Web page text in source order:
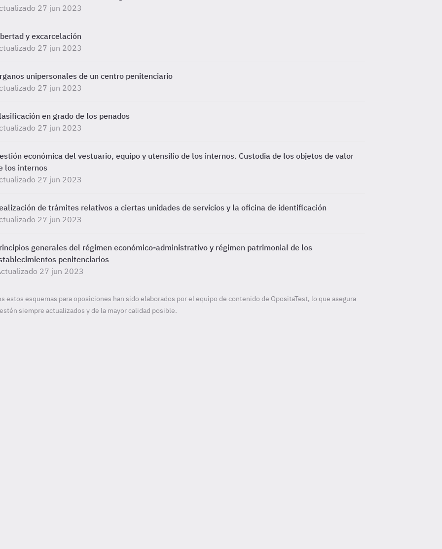
27 jun 2023
y excarcelación
27 jun 2023
unipersonales de un centro penitenciario
27 jun 2023
en grado de los penados
27 jun 2023
económica del vestuario, equipo y utensilio de los internos. Custodia de los objetos de valor
los internos
27 jun 2023
de trámites relativos a ciertas unidades de servicios y la oficina de identificación
27 jun 2023
generales del régimen económico-administrativo y régimen patrimonial de los
penitenciarios
27 jun 2023
estos esquemas para oposiciones han sido elaborados por el equipo de contenido de OpositaTest, lo que asegura
siempre actualizados y de la mayor calidad posible.